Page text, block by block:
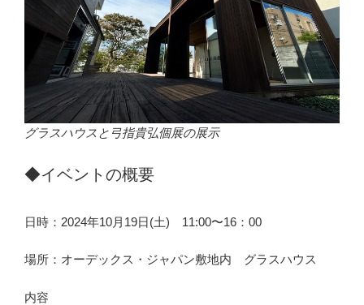
グラスハウスと弓指貴弘個展の展示
◆イベントの概要
日時：2024年10月19日(土) 11:00〜16：00
場所：オーデックス・ジャパン敷地内 グラスハウス
内容